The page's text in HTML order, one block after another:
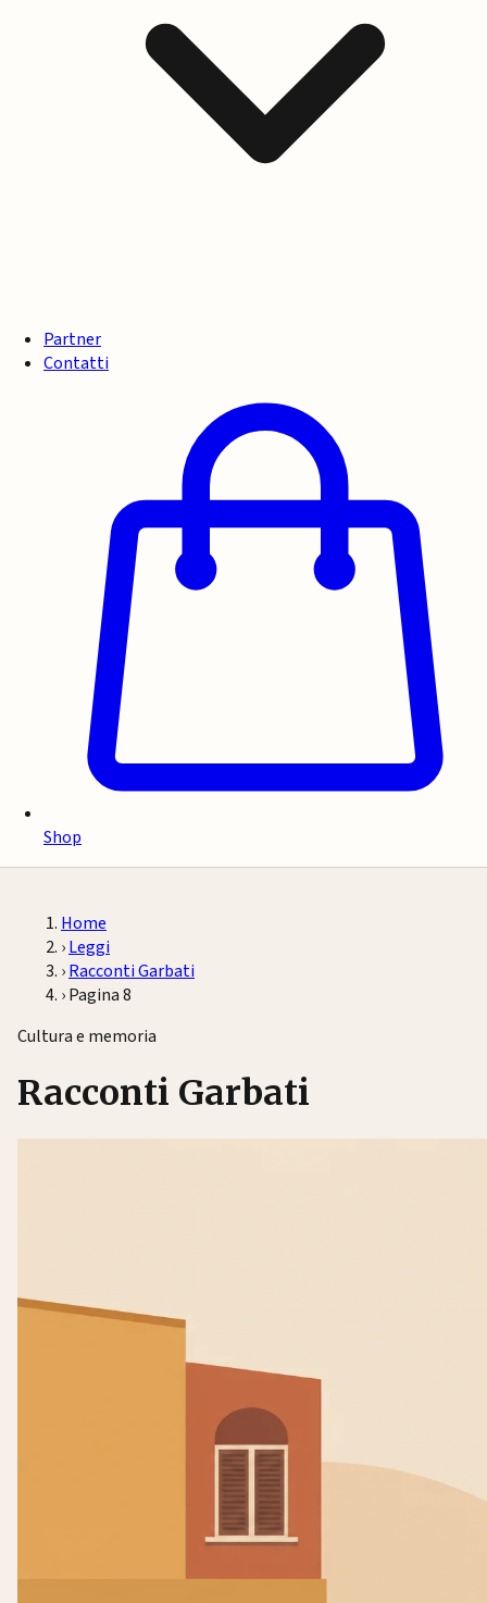
Partner
Contatti
Shop
Home
›Leggi
›Racconti Garbati
›Pagina 8
Cultura e memoria
Racconti Garbati